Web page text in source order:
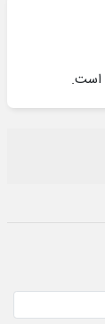
است.